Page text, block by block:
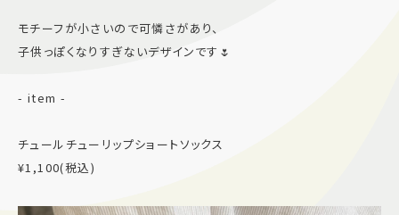
モチーフが小さいので可憐さがあり、
子供っぽくなりすぎないデザインです🌷
- item -
チュールチューリップショートソックス
¥1,100(税込)